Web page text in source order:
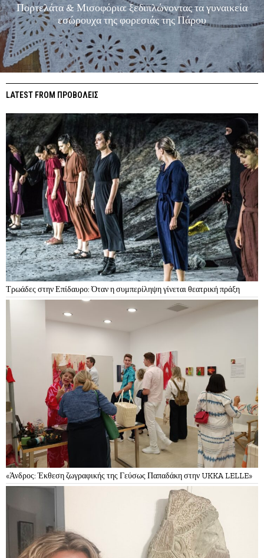
Πορτελάτα & Μισοφόρια: ξεδιπλώνοντας τα γυναικεία
εσώρουχα της φορεσιάς της Πάρου
LATEST FROM ΠΡΟΒΟΛΕΙΣ
Τρωάδες στην Επίδαυρο: Όταν η συμπερίληψη γίνεται θεατρική πράξη
«Άνδρος: Έκθεση ζωγραφικής της Γεύσως Παπαδάκη στην UKKA LELLE»